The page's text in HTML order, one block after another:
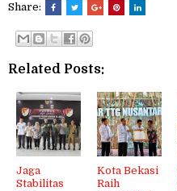
Share:
Related Posts:
Jaga
Stabilitas
Kota Bekasi
Raih